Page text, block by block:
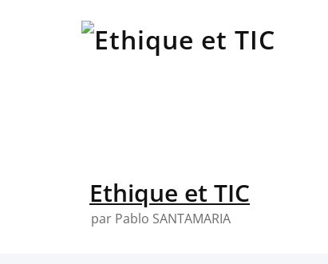
Ethique et TIC
par Pablo SANTAMARIA